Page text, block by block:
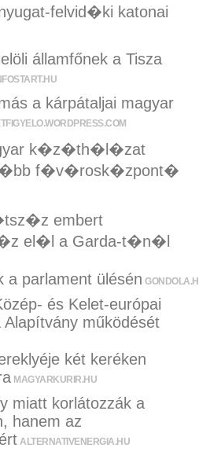
felvid�ki katonai
államfőnek a Tisza
a kárpátaljai magyar
k�z�th�l�zat
f�v�rosk�zpont�
embert
el�l a Garda-t�n�l
a parlament ülésén
és Kelet-európai
Alapítvány működését
két keréken
MAGYARKURIR.HU
miatt korlátozzák a
hanem az
ALTERNATIVENERGIA.HU